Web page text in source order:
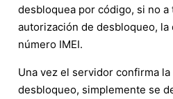
desbloquea por código, si no a
autorización de desbloqueo, la
número IMEI.
Una vez el servidor confirma
desbloqueo, simplemente se